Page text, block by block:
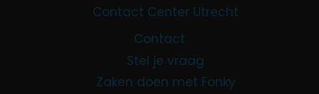
Contact Center Utrecht
Contact
Stel je vraag
Zaken doen met Fonky